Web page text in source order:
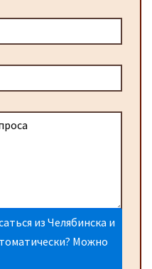
из Челябинска и
Можно